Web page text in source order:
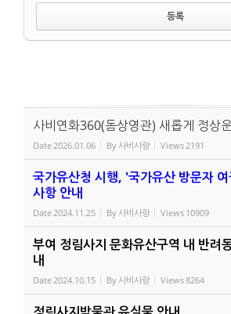
사비연화360(돔상영관) 새롭게 정상
Date 2026.01.06 By사비사랑 Views 2191
국가유산청 시행, '국가유산 방문자
사항 안내
Date 2024.11.25 By사비사랑 Views 10909
부여 정림사지 문화유산구역 내 반려
내
Date 2024.10.15 By사비사랑 Views8264